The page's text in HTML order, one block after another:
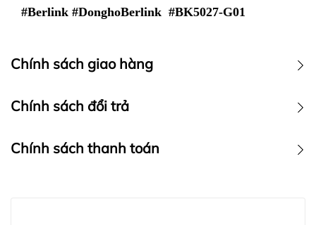
#Berlink #DonghoBerlink #BK5027-G01
Chính sách giao hàng
Chính sách vận chuyển
Chính sách đổi trả
Chính sách thanh toán